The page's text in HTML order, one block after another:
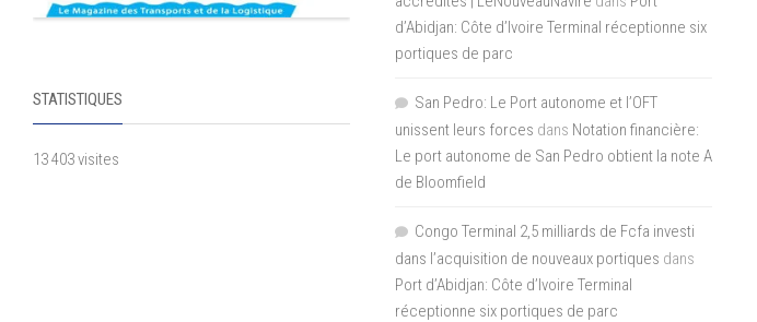
STATISTIQUES
13 403 visites
d’Abidjan: Côte d’Ivoire Terminal réceptionne six
portiques de parc
San Pedro: Le Port autonome et l’OFT
unissent leurs forces dans Notation financière:
Le port autonome de San Pedro obtient la note A
de Bloomfield
Congo Terminal 2,5 milliards de Fcfa investi
dans l’acquisition de nouveaux portiques dans
Port d’Abidjan: Côte d’Ivoire Terminal
réceptionne six portiques de parc